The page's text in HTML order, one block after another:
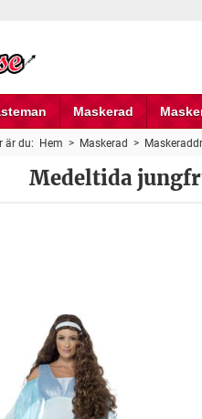
Maskerad
är du: Hem > Maskerad >
Medeltida